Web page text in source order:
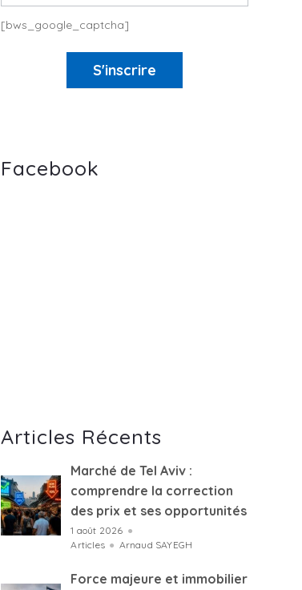
[bws_google_captcha]
S'inscrire
Facebook
Articles Récents
Marché de Tel Aviv :
comprendre la correction
des prix et ses opportunités
1 août 2026 ●
Articles ● Arnaud SAYEGH
Force majeure et immobilier